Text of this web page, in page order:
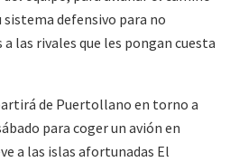
defensivo para no
las rivales que les pongan cuesta
de Puertollano en torno a
para coger un avión en
a las islas afortunadas El